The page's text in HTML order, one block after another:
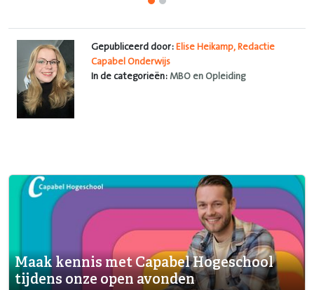
Gepubliceerd door: Elise Heikamp, Redactie
Capabel Onderwijs
In de categorieën:MBO en Opleiding
Maak kennis met Capabel Hogeschool
tijdens onze open avonden